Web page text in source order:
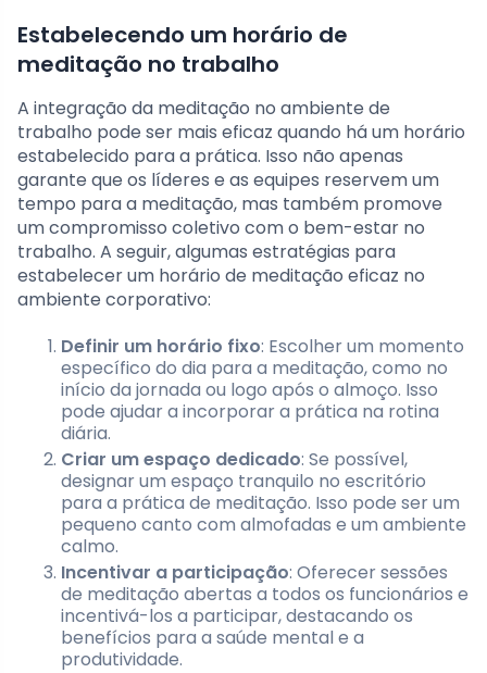
Estabelecendo um horário de
meditação no trabalho
A integração da meditação no ambiente de
trabalho pode ser mais eficaz quando há um horário
estabelecido para a prática. Isso não apenas
garante que os líderes e as equipes reservem um
tempo para a meditação, mas também promove
um compromisso coletivo com o bem-estar no
trabalho. A seguir, algumas estratégias para
estabelecer um horário de meditação eficaz no
ambiente corporativo:
Definir um horário fixo: Escolher um momento
específico do dia para a meditação, como no
início da jornada ou logo após o almoço. Isso
pode ajudar a incorporar a prática na rotina
diária.
Criar um espaço dedicado: Se possível,
designar um espaço tranquilo no escritório
para a prática de meditação. Isso pode ser um
pequeno canto com almofadas e um ambiente
calmo.
Incentivar a participação: Oferecer sessões
de meditação abertas a todos os funcionários e
incentivá-los a participar, destacando os
benefícios para a saúde mental e a
produtividade.